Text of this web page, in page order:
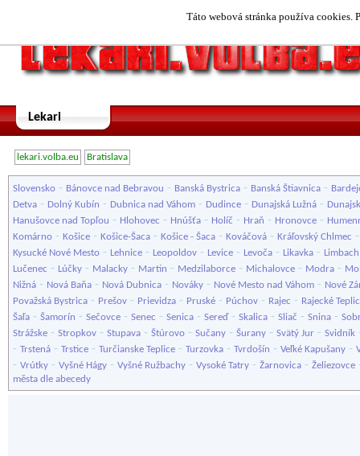
Táto webová stránka používa cookies.
Lekari
lekari.volba.eu Bratislava
Slovensko - Bánovce nad Bebravou - Banská Bystrica - Banská Štiavnica -
Detva - Dolný Kubín - Dubnica nad Váhom - Dudince - Dunajská Lužná -
Hanušovce nad Topľou - Hlohovec - Hnúšťa - Holíč - Hraň - Hronovce -
Komárno - Košice - Košice-Šaca - Košice - Šaca - Kováčová - Kráľovský Chlmec
Kysucké Nové Mesto - Lehnice - Leopoldov - Levice - Levoča - Likavka - Limbach
Lučenec - Lúčky - Malacky - Martin - Medzilaborce - Michalovce - Modra -
Nižná - Nová Baňa - Nová Dubnica - Nováky - Nové Mesto nad Váhom - Nové
Považská Bystrica - Prešov - Prievidza - Pruské - Púchov - Rajec - Rajecké
Šaľa - Šamorín - Sečovce - Senec - Senica - Sereď- Skalica - Sliač - Snina -
Strážske - Stropkov - Stupava - Štúrovo - Sučany - Šurany - Svätý Jur - Svidník
- Trstená - Trstice - Turčianske Teplice - Turzovka - Tvrdošín - Veľké Kapušany -
- Vrútky - Vyšné Hágy - Vyšné Ružbachy - Vysoké Tatry - Žarnovica - Želiezovce
města dle abecedy